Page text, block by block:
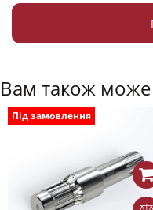
Вам також
Під замовлення